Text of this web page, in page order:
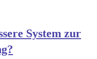
System zur